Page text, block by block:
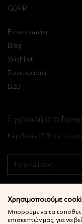
GDPR
Επικοινωνία
Blog
Wishlist
Συνεργασία
B2B
Εγγραφή στο
Κερδίστε 10%
Χρησιμοποιούμε
Μπορούμε να τα
επισκεπτών μας, για να